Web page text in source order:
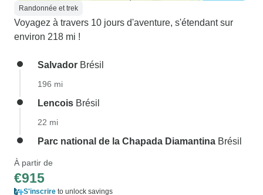
Randonnée et trek
Voyagez à travers 10 jours d'aventure, s'étendant sur
environ 218 mi !
Salvador Brésil
196 mi
Lencois Brésil
22 mi
Parc national de la Chapada Diamantina Brésil
À partir de
€915
S'inscrire to unlock savings